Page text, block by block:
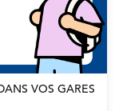
VOS GARES